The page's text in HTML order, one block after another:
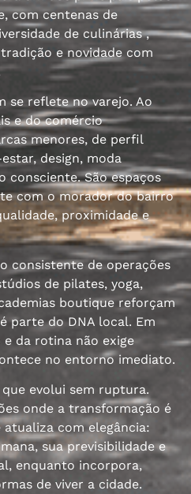
com centenas de
de culinárias ,
e novidade com
se reflete no varejo. Ao
e do comércio
menores, de perfil
design, moda
consciente. São espaços
com o morador do bairro
proximidade e
consistente de operações
de pilates, yoga,
boutique reforçam
parte do DNA local. Em
da rotina não exige
no entorno imediato.
evolui sem ruptura.
onde a transformação é
com elegância:
sua previsibilidade e
enquanto incorpora,
de viver a cidade.